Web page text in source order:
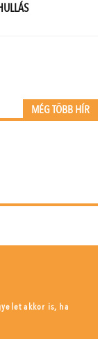
MÉG TÖBB HÍR
akkor is, ha